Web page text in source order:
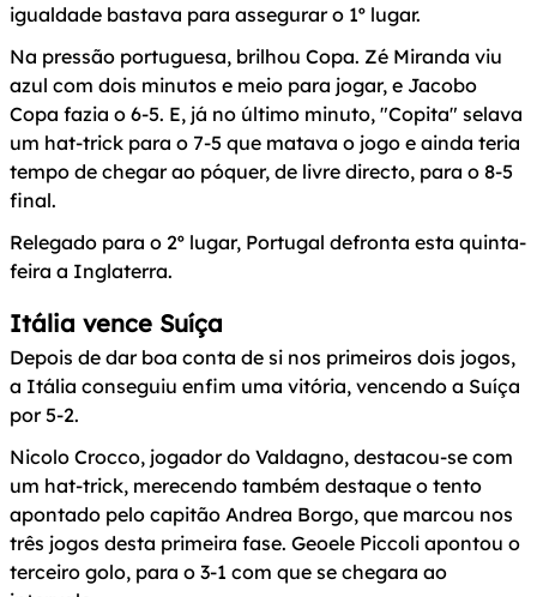
igualdade bastava para assegurar o 1º lugar.
Na pressão portuguesa, brilhou Copa. Zé Miranda viu
azul com dois minutos e meio para jogar, e Jacobo
Copa fazia o 6-5. E, já no último minuto, "Copita" selava
um hat-trick para o 7-5 que matava o jogo e ainda teria
tempo de chegar ao póquer, de livre directo, para o 8-5
final.
Relegado para o 2º lugar, Portugal defronta esta quinta-
feira a Inglaterra.
Itália vence Suíça
Depois de dar boa conta de si nos primeiros dois jogos,
a Itália conseguiu enfim uma vitória, vencendo a Suíça
por 5-2.
Nicolo Crocco, jogador do Valdagno, destacou-se com
um hat-trick, merecendo também destaque o tento
apontado pelo capitão Andrea Borgo, que marcou nos
três jogos desta primeira fase. Geoele Piccoli apontou o
terceiro golo, para o 3-1 com que se chegara ao